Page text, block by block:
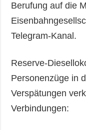
Berufung auf die
Telegram-Kanal.
Reserve-
Personenzüge in
Verspätungen
Verbindungen: